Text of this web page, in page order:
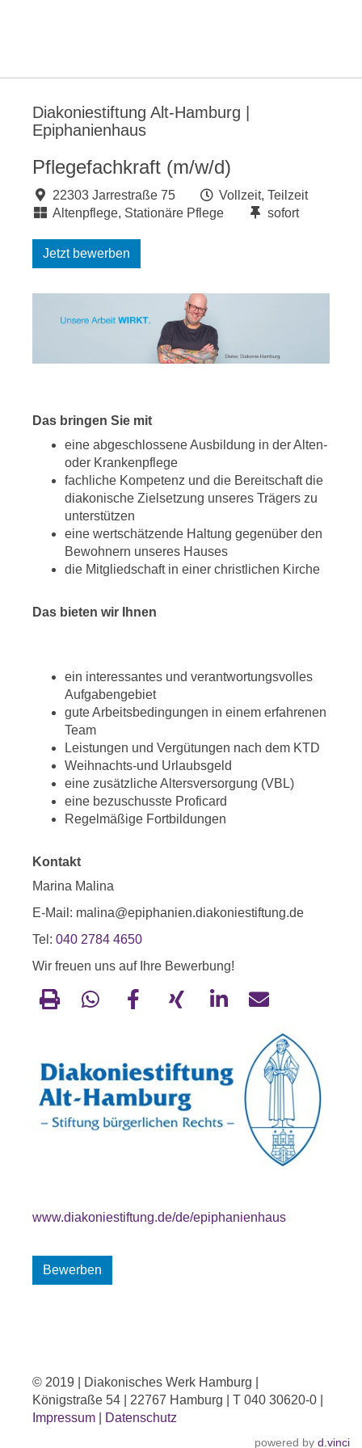
Diakoniestiftung Alt-Hamburg |
Epiphanienhaus
Pflegefachkraft (m/w/d)
22303 Jarrestraße 75
Vollzeit, Teilzeit
Altenpflege, Stationäre Pflege
sofort
Jetzt bewerben
Das bringen Sie mit
eine abgeschlossene Ausbildung in der Alten-
oder Krankenpflege
fachliche Kompetenz und die Bereitschaft die
diakonische Zielsetzung unseres Trägers zu
unterstützen
eine wertschätzende Haltung gegenüber den
Bewohnern unseres Hauses
die Mitgliedschaft in einer christlichen Kirche
Das bieten wir Ihnen
ein interessantes und verantwortungsvolles
Aufgabengebiet
gute Arbeitsbedingungen in einem erfahrenen
Team
Leistungen und Vergütungen nach dem KTD
Weihnachts-und Urlaubsgeld
eine zusätzliche Altersversorgung (VBL)
eine bezuschusste Proficard
Regelmäßige Fortbildungen
Kontakt
Marina Malina
E-Mail: malina@epiphanien.diakoniestiftung.de
Tel: 040 2784 4650
Wir freuen uns auf Ihre Bewerbung!
www.diakoniestiftung.de/de/epiphanienhaus
Bewerben
© 2019 | Diakonisches Werk Hamburg |
Königstraße 54 | 22767 Hamburg | T 040 30620-0 |
Impressum
Datenschutz
powered by d.vinci